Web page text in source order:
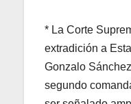
* La Corte
extradición a
Gonzalo
segundo